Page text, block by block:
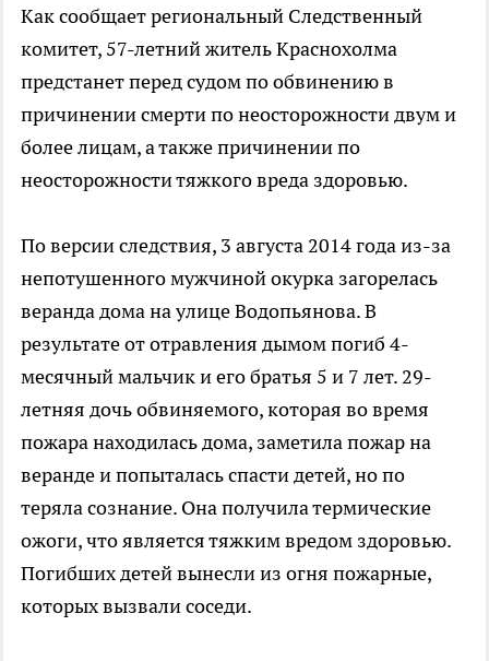
Как сообщает региональный Следственный
комитет, 57-летний житель Краснохолма
предстанет перед судом по обвинению в
причинении смерти по неосторожности двум и
более лицам, а также причинении по
неосторожности тяжкого вреда здоровью.
По версии следствия, 3 августа 2014 года из-за
непотушенного мужчиной окурка загорелась
веранда дома на улице Водопьянова. В
результате от отравления дымом погиб 4-
месячный мальчик и его братья 5 и 7 лет. 29-
летняя дочь обвиняемого, которая во время
пожара находилась дома, заметила пожар на
веранде и попыталась спасти детей, но по
теряла сознание. Она получила термические
ожоги, что является тяжким вредом здоровью.
Погибших детей вынесли из огня пожарные,
которых вызвали соседи.